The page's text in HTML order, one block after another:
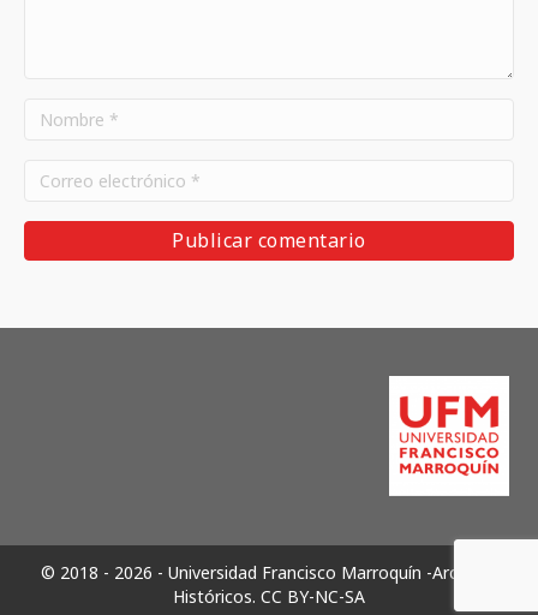
© 2018 - 2026 - Universidad Francisco Marroquín -Archivos
Históricos. CC BY-NC-SA